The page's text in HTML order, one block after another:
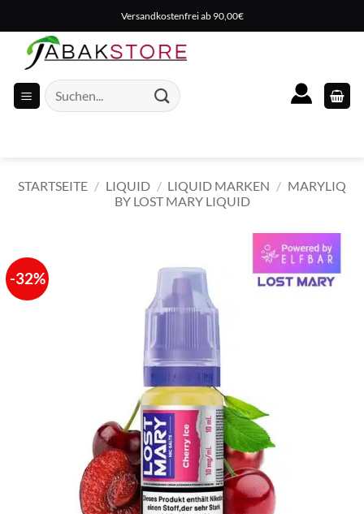
Inhalt
springen
Versandkostenfrei ab 90,00€
Suche
nach:
STARTSEITE / LIQUID / LIQUID MARKEN / MARYLIQ
BY LOST MARY LIQUID
-32%